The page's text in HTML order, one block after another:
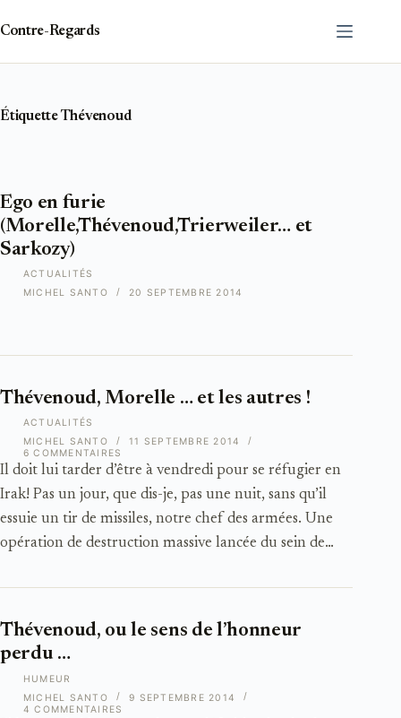
contenu
Contre-Regards
ÉtiquetteThévenoud
ACTUALITÉS
Ego en furie
(Morelle,Thévenoud,Trierweiler… et
Sarkozy)
MICHEL SANTO 20 SEPTEMBRE 2014
ACTUALITÉS
Thévenoud, Morelle … et les autres !
Il doit lui tarder d’être à vendredi pour se réfugier en
Irak! Pas un jour, que dis-je, pas une nuit, sans qu’il
essuie un tir de missiles, notre chef des armées. Une
opération de destruction massive lancée du sein de…
MICHEL SANTO
11 SEPTEMBRE 2014
6 COMMENTAIRES
HUMEUR
Thévenoud, ou le sens de l’honneur
perdu …
MICHEL SANTO
9 SEPTEMBRE 2014
4 COMMENTAIRES